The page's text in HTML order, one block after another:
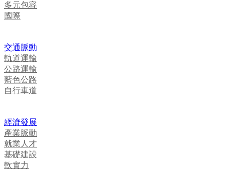
多元包容
國際
交通脈動
軌道運輸
公路運輸
藍色公路
自行車道
經濟發展
產業脈動
就業人才
基礎建設
軟實力